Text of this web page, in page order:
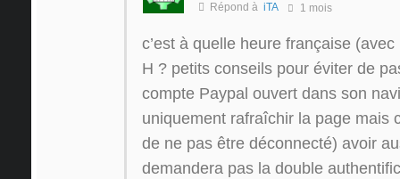
Répond à iTA 1 mois
c’est à quelle heure française
H ? petits conseils pour éviter de
compte Paypal ouvert dans son
uniquement rafraîchir la page mais
de ne pas être déconnecté) avoir
demandera pas la double